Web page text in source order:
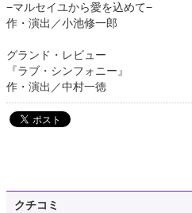
−マルセイユから愛を込めて−
作・演出／小池修一郎
グランド・レビュー
『ラブ・シンフォニー』
作・演出／中村一徳
クチコミ